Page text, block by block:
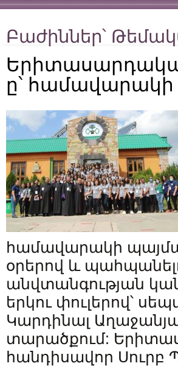
Բաժիններ՝
ը՝ համավարակի
համավարակի
օրերով և
անվտանգության
երկու փուլերով՝
Կարդինալ
տարածքում:
հանդիսավոր